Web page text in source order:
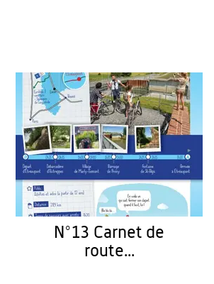
N°13 Carnet de
route...